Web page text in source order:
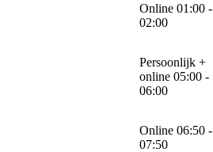
Online 01:00 -
02:00
Persoonlijk +
online 05:00 -
06:00
Online 06:50 -
07:50